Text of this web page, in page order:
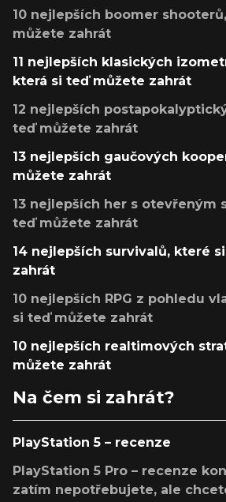
10 nejlepších boomer
můžete zahrát
11 nejlepších klasických
která si teď můžete zahrát
12 nejlepších
teď můžete zahrát
13 nejlepších gaučových
můžete zahrát
13 nejlepších her s otevřeným
teď můžete zahrát
14 nejlepších survivalů, které
zahrát
10 nejlepších RPG z pohledu
si teď můžete zahrát
10 nejlepších realtimových
můžete zahrát
Na čem si zahrát?
PlayStation 5 – recenze
PlayStation 5 Pro – recenze
zatím nepotřebujete, ale